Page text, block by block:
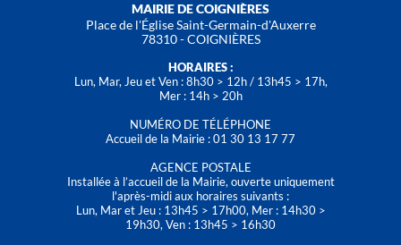
MAIRIE DE COIGNIÈRES
Place de l'Église Saint-Germain-d'Auxerre
78310 - COIGNIÈRES
HORAIRES :
Lun, Mar, Jeu et Ven : 8h30 > 12h / 13h45 > 17h,
Mer : 14h > 20h
NUMÉRO DE TÉLÉPHONE
Accueil de la Mairie : 01 30 13 17 77
AGENCE POSTALE
Installée à l’accueil de la Mairie, ouverte uniquement
l'après-midi aux horaires suivants :
Lun, Mar et Jeu : 13h45 > 17h00, Mer : 14h30 >
19h30, Ven : 13h45 > 16h30